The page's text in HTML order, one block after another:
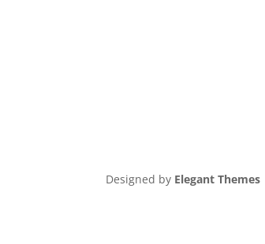
Designed by Elegant Themes